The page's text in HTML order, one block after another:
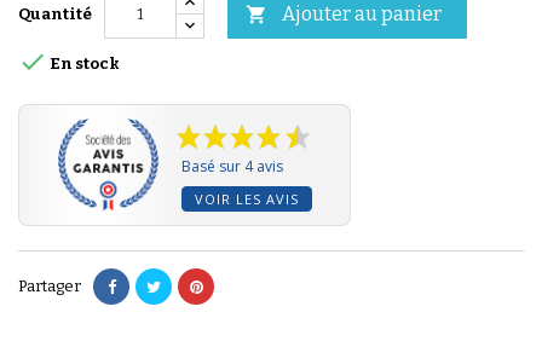
Quantité  Ajouter au panier
 En stock
Basé sur 4 avis
VOIR LES AVIS
Partager